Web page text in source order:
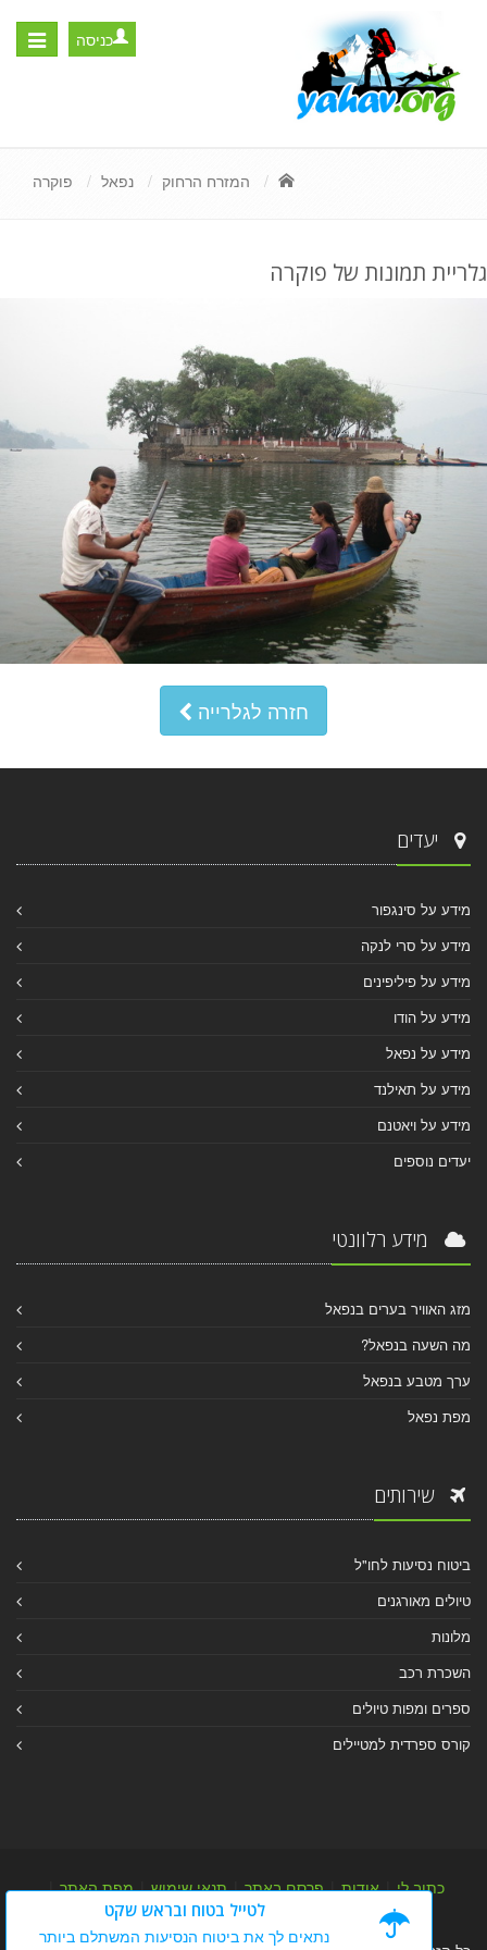
Toggle
כניסה
המזרח הרחוק נפאל פוקרה
גלריית תמונות של פוקרה
חזרה לגלרייה
יעדים
מידע על סינגפור
מידע על סרי לנקה
מידע על פיליפינים
מידע על הודו
מידע על נפאל
מידע על תאילנד
מידע על ויאטנם
יעדים נוספים
מידע רלוונטי
מזג האוויר בערים בנפאל
מה השעה בנפאל?
ערך מטבע בנפאל
מפת נפאל
שירותים
ביטוח נסיעות לחו"ל
טיולים מאורגנים
מלונות
השכרת רכב
ספרים ומפות טיולים
קורס ספרדית למטיילים
כתוב לי|אודות|פרסם באתר|תנאי שימוש|מפת האתר|
מפת אלבום|מפת מאמרי מידע
לטייל בטוח ובראש שקט
נתאים לך את ביטוח הנסיעות המשתלם ביותר